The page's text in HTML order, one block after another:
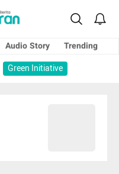
Audio Story
Trending
Green Initiative